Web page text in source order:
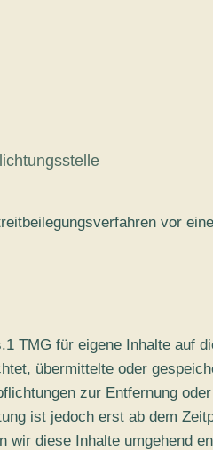
vor
TMG für eigene Inhalte auf
übermittelte oder
zur Entfernung
ist jedoch erst ab dem
wir diese Inhalte umgehend